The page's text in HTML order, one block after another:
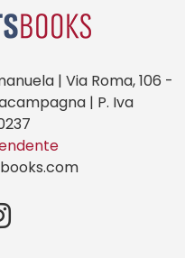
| Via Roma, 106 -
| P. Iva